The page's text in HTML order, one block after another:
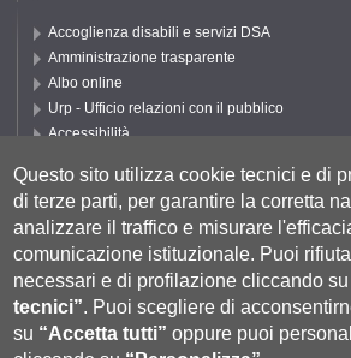
Accoglienza disabili e servizi DSA
Amministrazione trasparente
Albo online
Urp - Ufficio relazioni con il pubblico
Accessibilità
Cookie settings
Segui UNISI
Questo sito utilizza cookie tecnici e di
di terze parti, per garantire la corretta
analizzare il traffico e misurare
comunicazione istituzionale. Puoi
necessari e di profilazione cliccando su
tecnici”. Puoi scegliere di
su “Accetta tutti” oppure puoi